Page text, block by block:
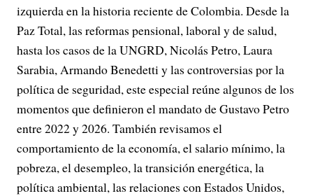
izquierda en la historia reciente de Colombia. Desde la
Paz Total, las reformas pensional, laboral y de salud,
hasta los casos de la UNGRD, Nicolás Petro, Laura
Sarabia, Armando Benedetti y las controversias por la
política de seguridad, este especial reúne algunos de los
momentos que definieron el mandato de Gustavo Petro
entre 2022 y 2026. También revisamos el
comportamiento de la economía, el salario mínimo, la
pobreza, el desempleo, la transición energética, la
política ambiental, las relaciones con Estados Unidos,